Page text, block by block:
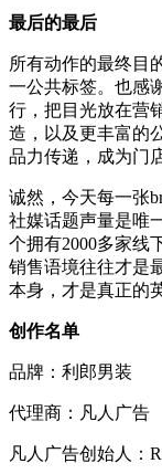
最后的最后
所有动作的最终目
一公共标签。也感
行，把目光放在营
造，以及更丰富的
品力传递，成为门
诚然，今天每一张
社媒话题声量是唯
个拥有2000多家线
销售语境往往才是
本身，才是真正的
创作名单
品牌：利郎男装
代理商：凡人广告
凡人广告创始人：